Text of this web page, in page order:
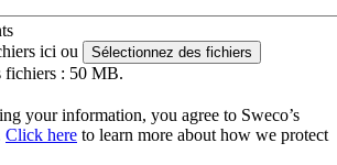
ici ou
Sélectionnez des fichiers
fichiers : 50 MB.
your information, you agree to Sweco’s
Click here to learn more about how we protect